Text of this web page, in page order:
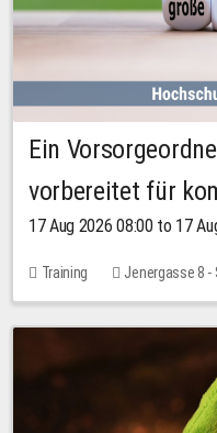
Ein
vorbereitet für
17 Aug 2026 08:00 to 17
Training Jenergasse 8 -